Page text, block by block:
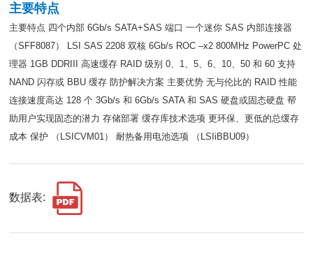
主要特点
主要特点 四个内部 6Gb/s SATA+SAS 端口 一个迷你 SAS 内部连接器
（SFF8087） LSI SAS 2208 双核 6Gb/s ROC –x2 800MHz PowerPC 处
理器 1GB DDRIII 高速缓存 RAID 级别 0、1、5、6、10、50 和 60 支持
NAND 闪存或 BBU 缓存 防护解决方案 主要优势 无与伦比的 RAID 性能
连接速度高达 128 个 3Gb/s 和 6Gb/s SATA 和 SAS 硬盘或固态硬盘 帮
助用户实现固态的潜力 存储部署 缓存库技术选项 更环保、更低的总缓存
成本 保护 （LSICVM01） 耐热备用电池选项 （LSIiBBU09）
数据表: